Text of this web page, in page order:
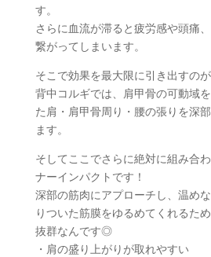
す。
さらに血流が滞ると疲労感や頭痛
繋がってしまいます。
そこで効果を最大限に引き出すの
背中コルギでは、肩甲骨の可動域
た肩・肩甲骨周り・腰の張りを深
ます。
そしてここでさらに絶対に組み合
ナーインパクトです！
深部の筋肉にアプローチし、温め
りついた筋膜をゆるめてくれるた
抜群なんです◎
・肩の盛り上がりが取れやすい